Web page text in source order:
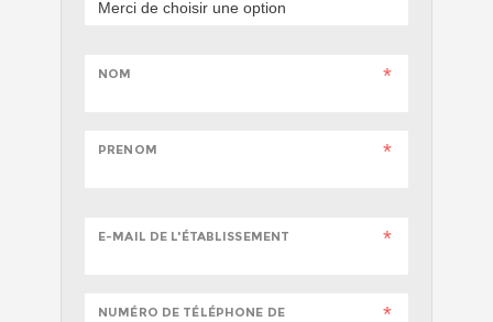
NOM
PRENOM
E-MAIL DE L'ÉTABLISSEMENT
NUMÉRO DE TÉLÉPHONE DE